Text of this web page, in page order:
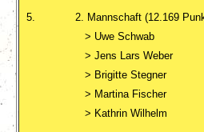
5.
2. Mannschaft (12.169
> Uwe Schwab
> Jens Lars Weber
> Brigitte Stegner
> Martina Fischer
> Kathrin Wilhelm